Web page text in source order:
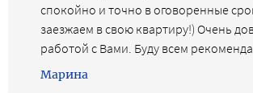
спокойно и точно в оговоренные
заезжаем в свою квартиру!) Очень
работой с Вами. Буду всем
Марина